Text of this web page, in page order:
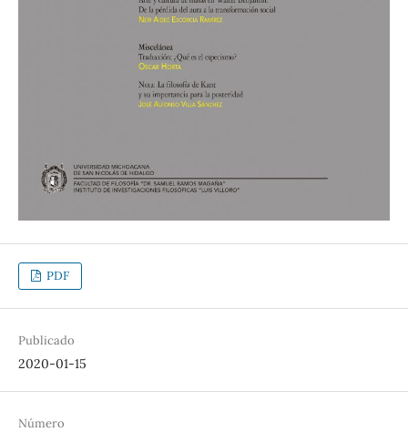
PDF
Publicado
2020-01-15
Número